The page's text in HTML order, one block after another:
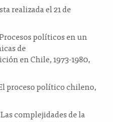
realizada el 21 de
políticos en un
de
en Chile, 1973-1980,
proceso político chileno,
complejidades de la